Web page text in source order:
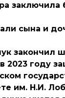
заключила
сына и
закончил
2023 году
им. Н.И.